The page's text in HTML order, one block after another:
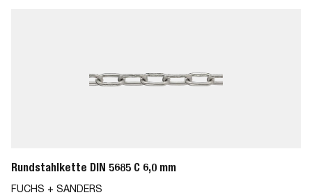
Rundstahlkette DIN 5685 C 6,0 mm
FUCHS + SANDERS